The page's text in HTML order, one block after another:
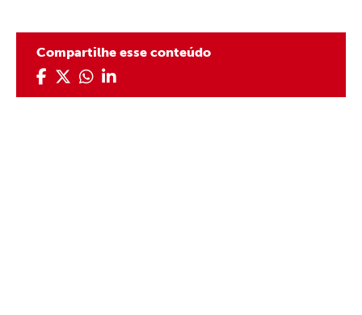
Compartilhe esse conteúdo